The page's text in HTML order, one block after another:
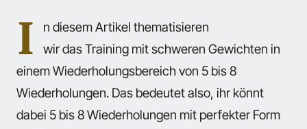
I
n diesem Artikel thematisieren
wir das Training mit schweren Gewichten in
einem Wiederholungsbereich von 5 bis 8
Wiederholungen. Das bedeutet also, ihr könnt
dabei 5 bis 8 Wiederholungen mit perfekter Form